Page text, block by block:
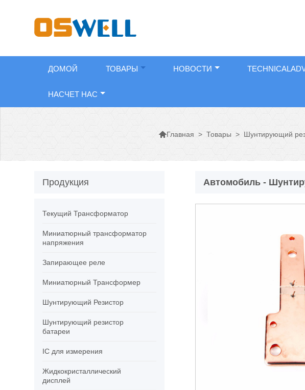
ДОМОЙ ТОВАРЫ НОВОСТИ
НАСЧЕТ НАС
Главная > Товары > Шунтирующий
Автомобиль -
Продукция
Текущий Трансформатор
Миниатюрный трансформатор
напряжения
Запирающее реле
Миниатюрный Трансформер
Шунтирующий Резистор
Шунтирующий резистор
батареи
IC для измерения
Жидкокристаллический
дисплей